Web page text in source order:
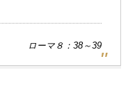
ローマ８：38～39